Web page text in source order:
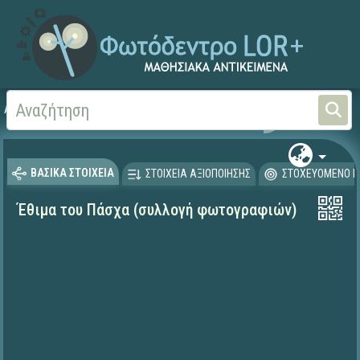
Αρχική
ΒΑΣΙΚΑ ΣΤΟΙΧΕΙΑ ΣΤΟΙΧΕΙΑ ΑΞΙΟΠΟΙΗΣΗΣ ΣΤΟΧΕΥΟΜΕΝΟ
Έθιμα του Πάσχα (συλλογή φωτογραφιών)